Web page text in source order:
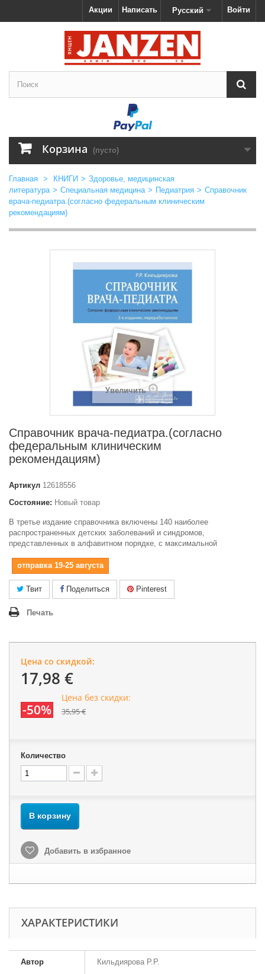
Войти
Русский
Написать
Акции
Корзина (пусто)
Главная > КНИГИ > Здоровье, медицинская
литература > Специальная медицина > Педиатрия > Справочник
врача-педиатра.(согласно федеральным клиническим
рекомендациям)
Увеличить
Справочник врача-педиатра.(согласно
федеральным клиническим
рекомендациям)
Артикул 12618556
Состояние: Новый товар
В третье издание справочника включены 140 наиболее
распространенных детских заболеваний и синдромов,
представленных в алфавитном порядке, с максимальной
отправка 19-25 августа
Твит Поделиться Pinterest
Печать
Цена со скидкой:
17,98 €
-50%
Цена без скидки:
35,95 €
Количество
В корзину
Добавить в избранное
ХАРАКТЕРИСТИКИ
Автор Кильдиярова Р.Р.